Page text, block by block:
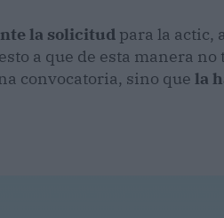
la solicitud para la actic,
a que de esta manera no
convocatoria, sino que la